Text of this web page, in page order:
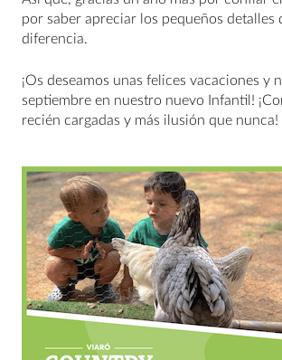
por saber apreciar los pequeños detalles
diferencia.
¡Os deseamos unas felices vacaciones y
septiembre en nuestro nuevo Infantil!
recién cargadas y más ilusión que nunca!